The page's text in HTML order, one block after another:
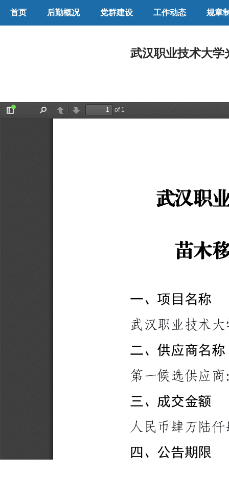
首页 后勤概况 党群建设 工作动态 规章
武汉职业技术大学